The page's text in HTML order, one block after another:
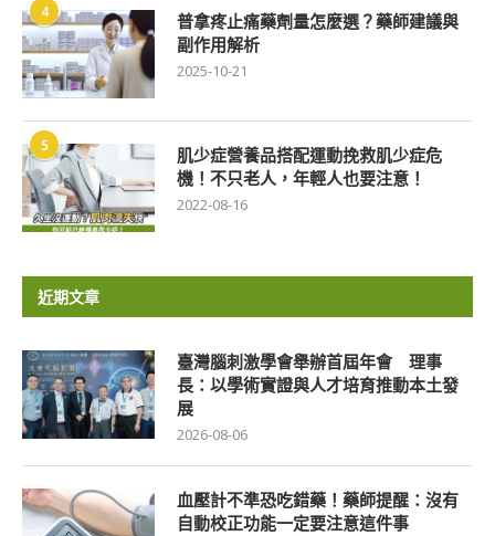
4
普拿疼止痛藥劑量怎麼選？藥師建議與
副作用解析
2025-10-21
5
肌少症營養品搭配運動挽救肌少症危
機！不只老人，年輕人也要注意！
2022-08-16
近期文章
臺灣腦刺激學會舉辦首屆年會 理事
長：以學術實證與人才培育推動本土發
展
2026-08-06
血壓計不準恐吃錯藥！藥師提醒：沒有
自動校正功能一定要注意這件事